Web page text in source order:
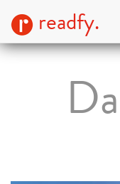
readfy.